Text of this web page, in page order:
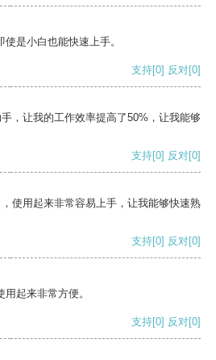
是小白也能快速上手。
支持[0] 反对[0]
，让我的工作效率提高了50%，让我能够
支持[0] 反对[0]
使用起来非常容易上手，让我能够快速熟
支持[0] 反对[0]
起来非常方便。
支持[0] 反对[0]